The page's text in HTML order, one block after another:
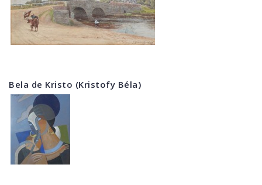
Bela de Kristo (Kristofy Béla)